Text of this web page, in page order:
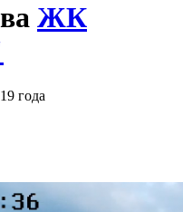
ЖК
года